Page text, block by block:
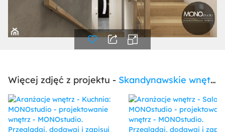
Więcej zdjęć z projektu - Skandynawskie wnętrze domu pod Warszawą